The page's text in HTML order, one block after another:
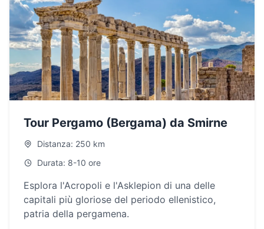
Tour Pergamo (Bergama) da Smirne
Distanza: 250 km
Durata: 8-10 ore
Esplora l'Acropoli e l'Asklepion di una delle
capitali più gloriose del periodo ellenistico,
patria della pergamena.